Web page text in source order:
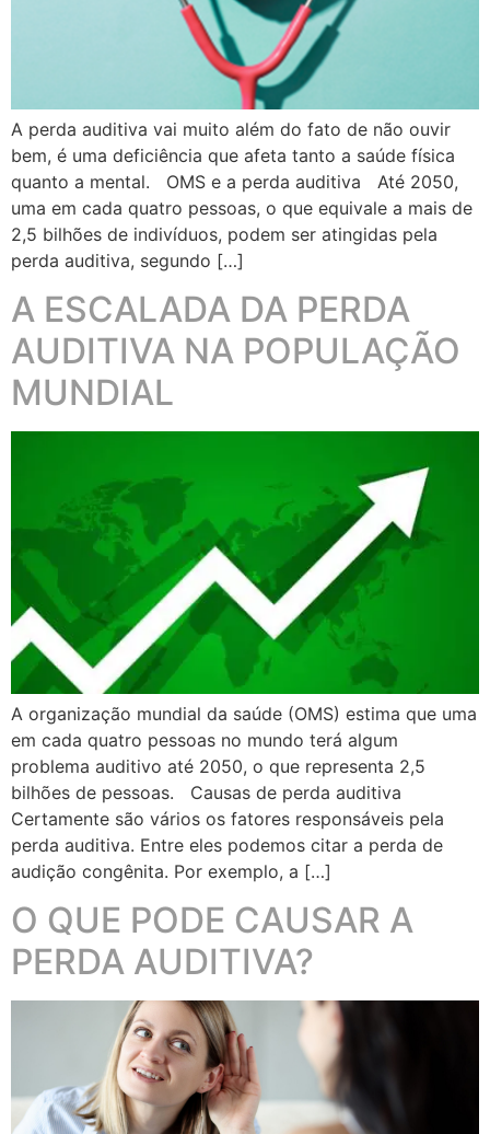
A perda auditiva vai muito além do fato de não ouvir
bem, é uma deficiência que afeta tanto a saúde física
quanto a mental. OMS e a perda auditiva Até 2050,
uma em cada quatro pessoas, o que equivale a mais de
2,5 bilhões de indivíduos, podem ser atingidas pela
perda auditiva, segundo […]
A ESCALADA DA PERDA
AUDITIVA NA POPULAÇÃO
MUNDIAL
A organização mundial da saúde (OMS) estima que uma
em cada quatro pessoas no mundo terá algum
problema auditivo até 2050, o que representa 2,5
bilhões de pessoas. Causas de perda auditiva
Certamente são vários os fatores responsáveis pela
perda auditiva. Entre eles podemos citar a perda de
audição congênita. Por exemplo, a […]
O QUE PODE CAUSAR A
PERDA AUDITIVA?